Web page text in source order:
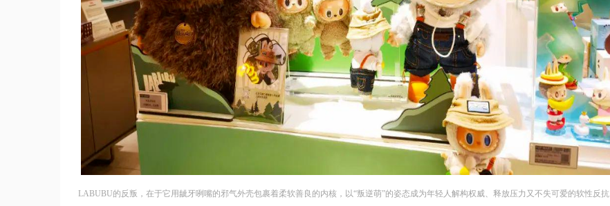
LABUBU的反叛，在于它用龇牙咧嘴的邪气外壳包裹着柔软善良的内核，以“叛逆萌”的姿态成为年轻人解构权威、释放压力又不失可爱的软性反抗